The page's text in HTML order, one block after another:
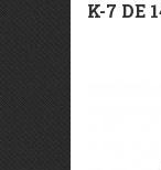
K-7 DE